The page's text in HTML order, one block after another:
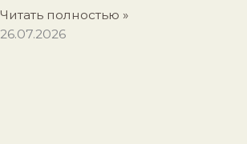
Читать полностью »
26.07.2026